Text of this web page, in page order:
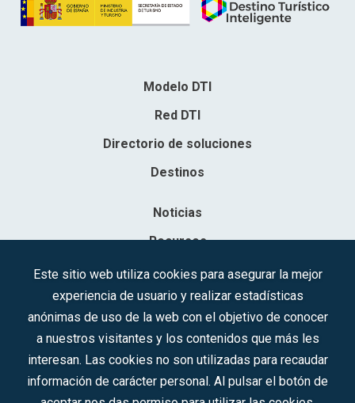
Modelo DTI
Red DTI
Directorio de soluciones
Destinos
Noticias
Recursos
Contacto
Sociedad Mercantil Estatal para la Gestión de la Innovación y las
Inscrita en el R.M. de Madrid, T, 12593, Se. 8, F. 129, H. 201.307.
C.I.F.: A-81/874.984
Este sitio web utiliza cookies para asegurar la mejor
experiencia de usuario y realizar estadísticas
anónimas de uso de la web con el objetivo de conocer
a nuestros visitantes y los contenidos que más les
interesan. Las cookies no son utilizadas para recaudar
información de carácter personal. Al pulsar el botón de